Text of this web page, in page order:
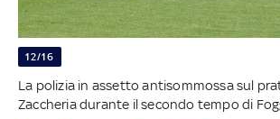
12/16
La polizia in assetto antisommossa sul
Zaccheria durante il secondo tempo di